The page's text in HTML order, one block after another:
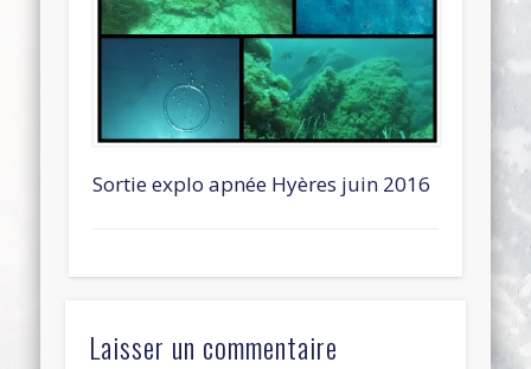
Sortie explo apnée Hyères juin 2016
Laisser un commentaire